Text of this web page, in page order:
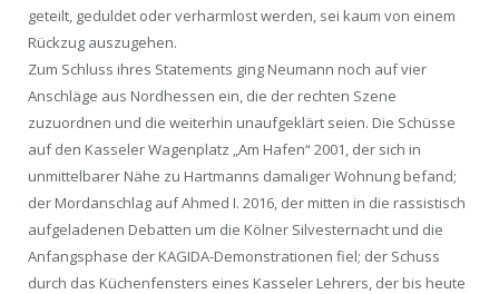
geteilt, geduldet oder verharmlost werden, sei kaum von einem
Rückzug auszugehen.
Zum Schluss ihres Statements ging Neumann noch auf vier
Anschläge aus Nordhessen ein, die der rechten Szene
zuzuordnen und die weiterhin unaufgeklärt seien. Die Schüsse
auf den Kasseler Wagenplatz „Am Hafen“ 2001, der sich in
unmittelbarer Nähe zu Hartmanns damaliger Wohnung befand;
der Mordanschlag auf Ahmed I. 2016, der mitten in die rassistisch
aufgeladenen Debatten um die Kölner Silvesternacht und die
Anfangsphase der KAGIDA-Demonstrationen fiel; der Schuss
durch das Küchenfensters eines Kasseler Lehrers, der bis heute